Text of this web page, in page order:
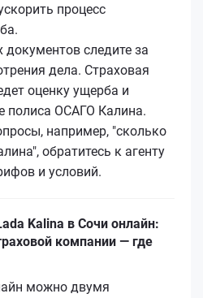
процесс
документов следите за
дела. Страховая
оценку ущерба и
полиса ОСАГО Калина.
например, "сколько
обратитесь к агенту
и условий.
Kalina в Сочи онлайн:
компании — где
можно двумя